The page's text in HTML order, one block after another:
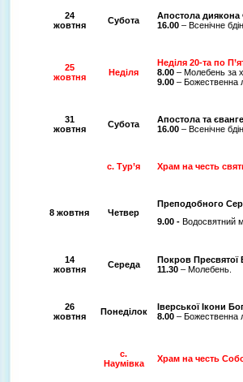
24
жовтня
Субота
Апостола
16.00 – Всенічне
25
жовтня
Неділя
Неділя 20-та по
8.00 – Молебень за
9.00 – Божественна
31
жовтня
Субота
Апостола та
16.00 – Всенічне
с. Тур’я Храм на честь
8 жовтня Четвер
Преподобного
9.00 - Водосвятний
14
жовтня
Середа
Покров Пресвятої
11.30 – Молебень.
26
жовтня
Понеділок
Іверської Ікони
8.00 – Божественна
с.
Наумівка
Храм на честь